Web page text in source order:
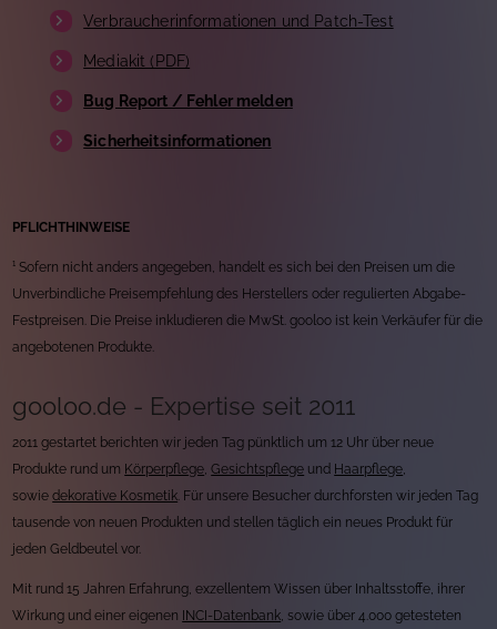
Verbraucherinformationen und Patch-Test
Mediakit (PDF)
Bug Report / Fehler melden
Sicherheitsinformationen
PFLICHTHINWEISE
¹ Sofern nicht anders angegeben, handelt es sich bei den Preisen um die
Unverbindliche Preisempfehlung des Herstellers oder regulierten Abgabe-
Festpreisen. Die Preise inkludieren die MwSt. gooloo ist kein Verkäufer für die
angebotenen Produkte.
gooloo.de - Expertise seit 2011
2011 gestartet berichten wir jeden Tag pünktlich um 12 Uhr über neue
Produkte rund um Körperpflege ,Gesichtspflege und Haarpflege
sowiedekorative Kosmetik . Für unsere Besucher durchforsten wir jeden Tag
tausende von neuen Produkten und stellen täglich ein neues Produkt für
jeden Geldbeutel vor.
Mit rund 15 Jahren Erfahrung, exzellentem Wissen über Inhaltsstoffe, ihrer
Wirkung und einer eigenen INCI-Datenbank , sowie über 4.000 getesteten